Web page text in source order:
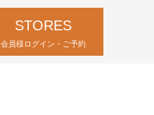
STORES
会員様ログイン・ご予約